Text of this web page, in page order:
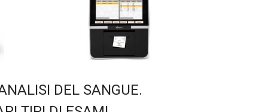
DEL SANGUE.